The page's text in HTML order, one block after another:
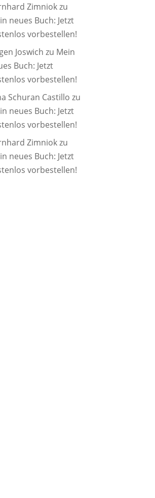
Zimniokzu
neues Buch: Jetzt
vorbestellen!
Joswich zu Mein
Buch: Jetzt
vorbestellen!
Schuran Castillo zu
neues Buch: Jetzt
vorbestellen!
Zimniokzu
neues Buch: Jetzt
vorbestellen!